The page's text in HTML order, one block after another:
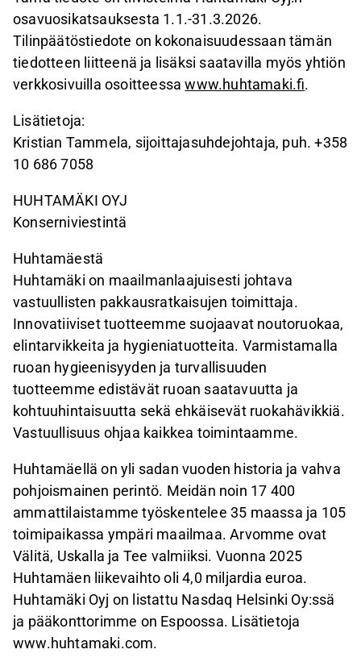
osavuosikatsauksesta 1.1.-31.3.2026.
Tilinpäätöstiedote on kokonaisuudessaan tämän
tiedotteen liitteenä ja lisäksi saatavilla myös yhtiön
verkkosivuilla osoitteessawww.huhtamaki.fi.
Lisätietoja:
Kristian Tammela, sijoittajasuhdejohtaja, puh. +358
10 686 7058
HUHTAMÄKI OYJ
Konserniviestintä
Huhtamäestä
Huhtamäki on maailmanlaajuisesti johtava
vastuullisten pakkausratkaisujen toimittaja.
Innovatiiviset tuotteemme suojaavat noutoruokaa,
elintarvikkeita ja hygieniatuotteita. Varmistamalla
ruoan hygieenisyyden ja turvallisuuden
tuotteemme edistävät ruoan saatavuutta ja
kohtuuhintaisuutta sekä ehkäisevät ruokahävikkiä.
Vastuullisuus ohjaa kaikkea toimintaamme.
Huhtamäellä on yli sadan vuoden historia ja vahva
pohjoismainen perintö. Meidän noin 17 400
ammattilaistamme työskentelee 35 maassa ja 105
toimipaikassa ympäri maailmaa. Arvomme ovat
Välitä, Uskalla ja Tee valmiiksi. Vuonna 2025
Huhtamäen liikevaihto oli 4,0 miljardia euroa.
Huhtamäki Oyj on listattu Nasdaq Helsinki Oy:ssä
ja pääkonttorimme on Espoossa. Lisätietoja
www.huhtamaki.com.